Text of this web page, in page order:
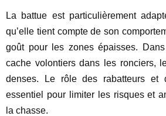
La battue est particulièrement
qu’elle tient compte de son
goût pour les zones épaisses.
cache volontiers dans les ronciers,
denses. Le rôle des rabatteurs et
essentiel pour limiter les risques et
la chasse.